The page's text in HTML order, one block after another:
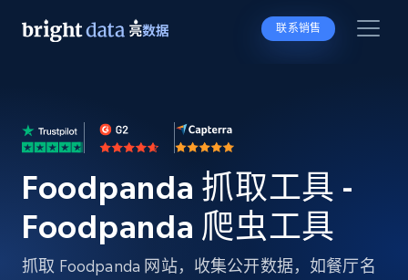
联系销售
Foodpanda 抓取工具 -
Foodpanda 爬虫工具
抓取 Foodpanda 网站，收集公开数据，如餐厅名